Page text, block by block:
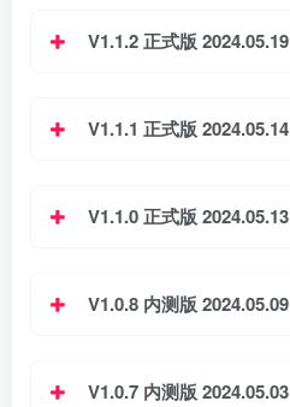
V1.1.2 正式版 2024.05.19
V1.1.1 正式版 2024.05.14
V1.1.0 正式版 2024.05.13
V1.0.8 内测版 2024.05.09
V1.0.7 内测版 2024.05.03